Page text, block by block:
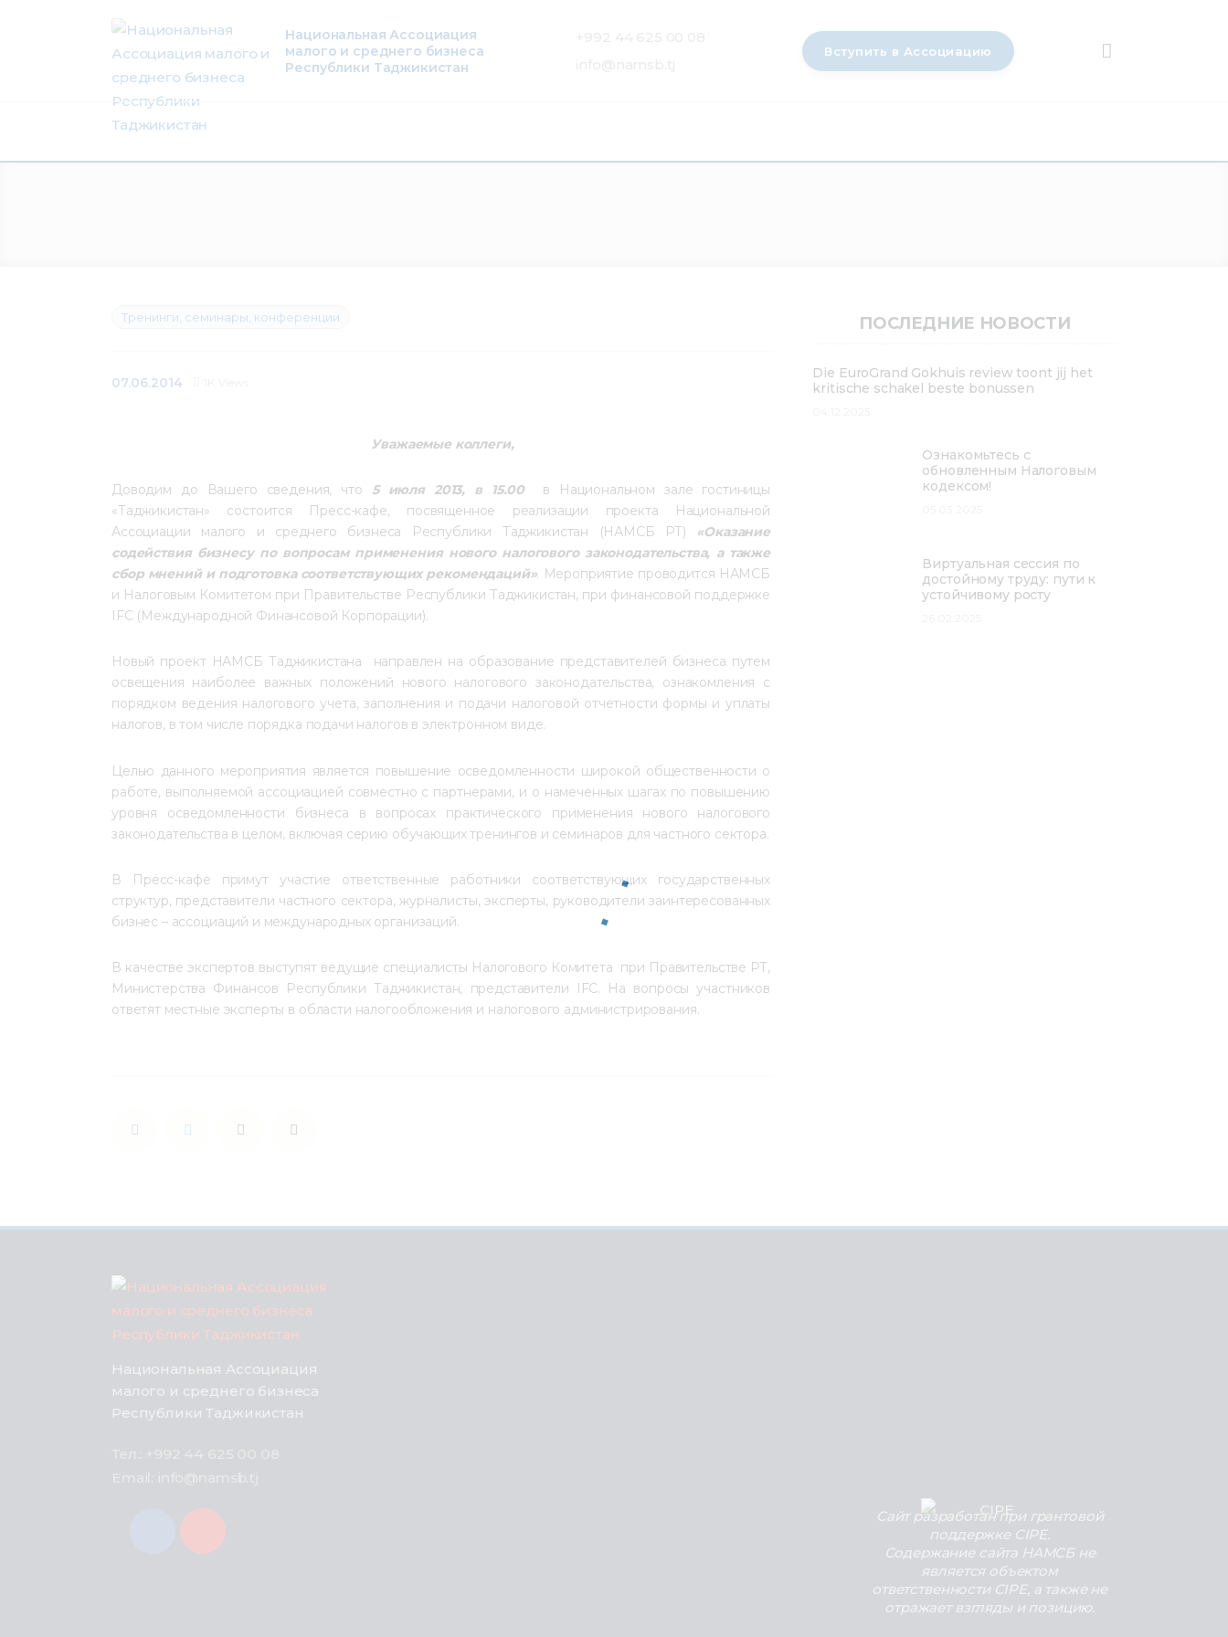
Национальная Ассоциация
малого и среднего бизнеса
Республики Таджикистан
Вступить в Ассоциацию
Членство
Тренинги, семинары, конференции
07.06.2014
Уважаемые коллеги,
Доводим до Вашего сведения, что 5 июля 2013, в 15.00 в Национальном зале гостиницы
«Таджикистан» состоится Пресс-кафе, посвященное реализации проекта Национальной
Ассоциации малого и среднего бизнеса Республики Таджикистан (НАМСБ РТ) «Оказание
содействия бизнесу по вопросам применения нового налогового законодательства, а также
сбор мнений и подготовка соответствующих рекомендаций». Мероприятие проводится НАМСБ
и Налоговым Комитетом при Правительстве Республики Таджикистан, при финансовой поддержке
IFC (Международной Финансовой Корпорации).
Новый проект НАМСБ Таджикистана  направлен на образование представителей бизнеса путем
освещения наиболее важных положений нового налогового законодательства, ознакомления с
порядком ведения налогового учета, заполнения и подачи налоговой отчетности формы и уплаты
налогов, в том числе порядка подачи налогов в электронном виде.
Целью данного мероприятия является повышение осведомленности широкой общественности о
работе, выполняемой ассоциацией совместно с партнерами, и о намеченных шагах по повышению
уровня осведомленности бизнеса в вопросах практического применения нового налогового
законодательства в целом, включая серию обучающих тренингов и семинаров для частного сектора.
В Пресс-кафе примут участие ответственные работники соответствующих государственных
структур, представители частного сектора, журналисты, эксперты, руководители заинтересованных
бизнес – ассоциаций и международных организаций.
В качестве экспертов выступят ведущие специалисты Налогового Комитета  при Правительстве РТ,
Министерства Финансов Республики Таджикистан, представители IFC. На вопросы участников
ответят местные эксперты в области налогообложения и налогового администрирования.
ПОСЛЕДНИЕ НОВОСТИ
Die EuroGrand Gokhuis review toont jij het
kritische schakel beste bonussen
Ознакомьтесь с
обновленным Налоговым
кодексом!
Виртуальная сессия по
достойному труду: пути к
устойчивому росту
Национальная Ассоциация
малого и среднего бизнеса
Республики Таджикистан
Сайт разработан при грантовой
поддержке CIPE.
Содержание сайта НАМСБ не
является объектом
ответственности CIPE, а также не
отражает взгляды и позицию.